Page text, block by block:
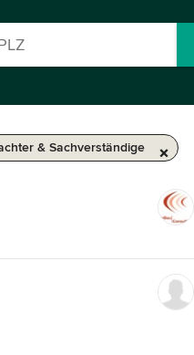
& Sachverständige